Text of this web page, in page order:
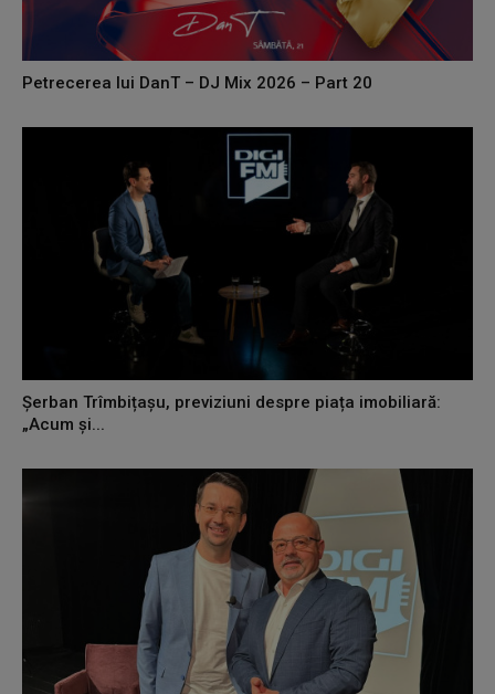
Petrecerea lui DanT – DJ Mix 2026 – Part 20
Șerban Trîmbițașu, previziuni despre piața imobiliară:
„Acum și...